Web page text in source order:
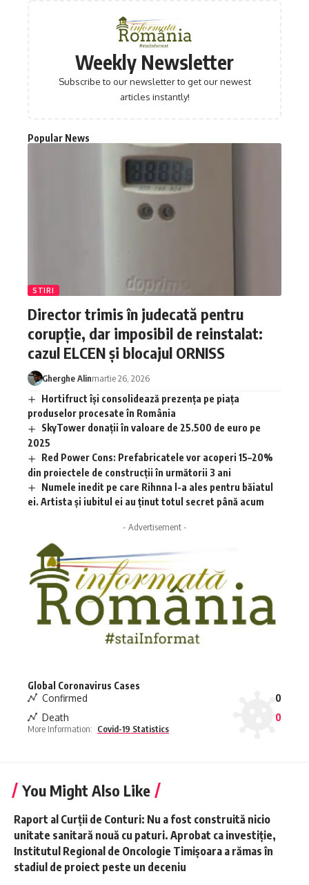
Weekly Newsletter
Subscribe to our newsletter to get our newest
articles instantly!
Popular News
STIRI
Director trimis în judecată pentru
corupție, dar imposibil de reinstalat:
cazul ELCEN și blocajul ORNISS
Gherghe Alinmartie 26, 2026
Hortifruct își consolidează prezența pe piața
produselor procesate în România
SkyTower donații în valoare de 25.500 de euro pe
2025
Red Power Cons: Prefabricatele vor acoperi 15–20%
din proiectele de construcții în următorii 3 ani
Numele inedit pe care Rihnna l-a ales pentru băiatul
ei. Artista și iubitul ei au ținut totul secret până acum
- Advertisement -
Global Coronavirus Cases
Confirmed
0
Death
0
More Information: Covid-19 Statistics
You Might Also Like
Raport al Curţii de Conturi: Nu a fost construită nicio
unitate sanitară nouă cu paturi. Aprobat ca investiţie,
Institutul Regional de Oncologie Timişoara a rămas în
stadiul de proiect peste un deceniu